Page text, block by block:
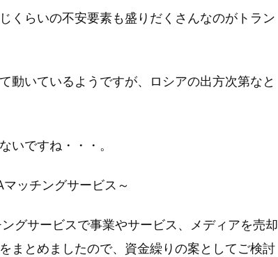
くらいの不安要素も盛りだくさんなのがトラン
動いているようですが、ロシアの出方次第なと
いですね・・・。
ッチングサービス～
グサービスで事業やサービス、メディアを売却
まとめましたので、資金繰りの案としてご検討